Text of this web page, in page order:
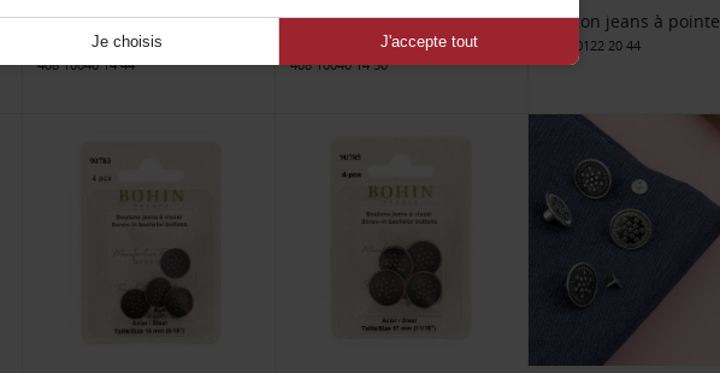
Bouton jeans à pointe
408 10040 14 44
Bouton jeans à pointe
408 10040 14 50
Bouton jeans à pointe
408 10122 20 44
Je choisis J'accepte tout